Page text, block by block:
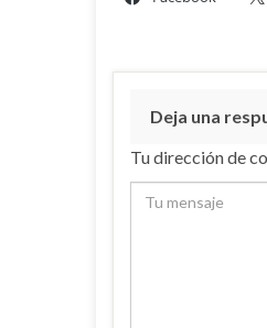
Deja una
Tu dirección de